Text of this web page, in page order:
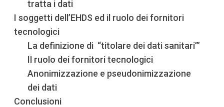
tratta i dati
I soggetti dell’EHDS ed il ruolo dei fornitori
tecnologici
La definizione di “titolare dei dati sanitari’”
Il ruolo dei fornitori tecnologici
Anonimizzazione e pseudonimizzazione
dei dati
Conclusioni